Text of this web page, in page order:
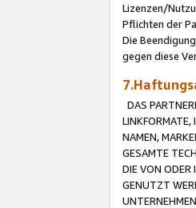
Lizenzen/
Pflichten der
Die
gegen diese
DAS
NAMEN,
GESAMTE
DIE VON ODER
GENUTZT